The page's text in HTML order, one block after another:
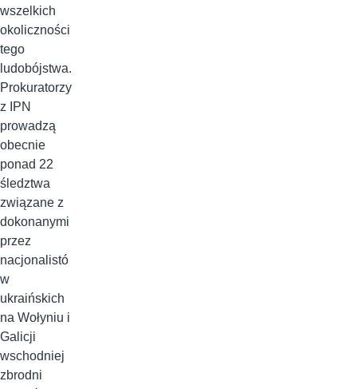
wszelkich
okoliczności
tego
ludobójstwa.
Prokuratorzy
z IPN
prowadzą
obecnie
ponad 22
śledztwa
związane z
dokonanymi
przez
nacjonalistó
w
ukraińskich
na Wołyniu i
Galicji
wschodniej
zbrodni